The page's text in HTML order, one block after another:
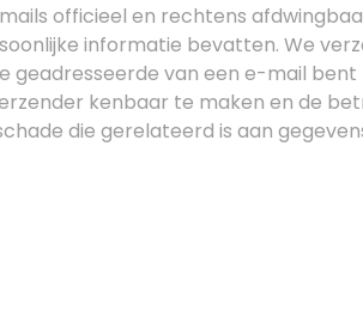
officieel en rechtens
informatie bevatten. We
geadresseerde van een e-mail
kenbaar te maken en de
die gerelateerd is aan